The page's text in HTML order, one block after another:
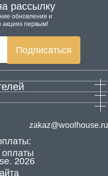
данных
рассылку
обновления и
акциях первым!
Подписаться
zakaz@woolhouse.ru
2026